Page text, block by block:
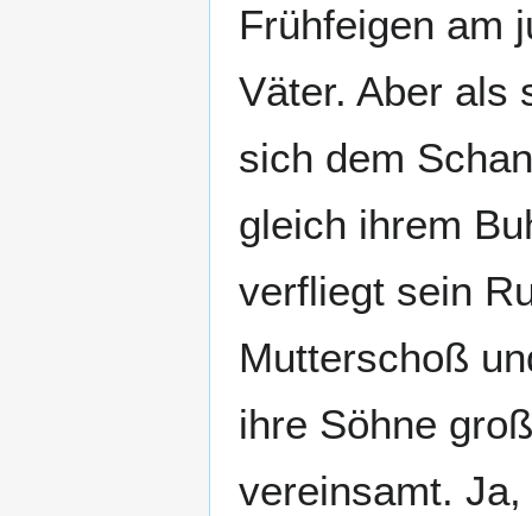
Frühfeigen am
Väter. Aber als
sich dem
gleich ihrem
verfliegt sein
Mutterschoß
ihre Söhne
vereinsamt.